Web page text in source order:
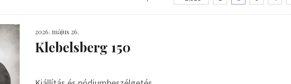
2026. május 26.
Klebelsberg 150